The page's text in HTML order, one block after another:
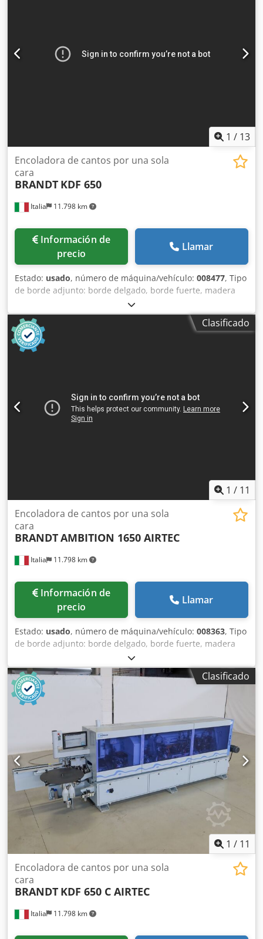
1 / 13
Italia 11.798 km
Encoladora de cantos por una sola
cara
BRANDT KDF 650
Información de
precio
Llamar
Estado: usado, número de máquina/vehículo: 008477, Tipo
de borde adjunto: borde delgado, borde fuerte, madera
maciza Sistema adhesivo: EVA Fresado de unión: sí Unidad
multifuncional: sí Velocidad máxima de avance: 18 m/min.
Espesor máximo del panel: 60 mm Unidades de trabajo: 7
no Chjdey Hq Nvepfx Alysa
Clasificado
1 / 11
Italia 11.798 km
Encoladora de cantos por una sola
cara
BRANDTAMBITION 1650 AIRTEC
Información de
precio
Llamar
Estado: usado, número de máquina/vehículo: 008363, Tipo
de borde adjunto: borde delgado, borde fuerte, madera
maciza Sistema adhesivo: EVA Fresado de unión: sí Unidad
multifuncional: sí Velocidad máxima de avance: 18 m/min.
Espesor máximo del panel: 60 mm Csdsx Swddjpfx Alyjha
Unidades de trabajo: 7 no
Clasificado
1 / 11
Italia 11.798 km
Encoladora de cantos por una sola
cara
BRANDT KDF 650 C AIRTEC